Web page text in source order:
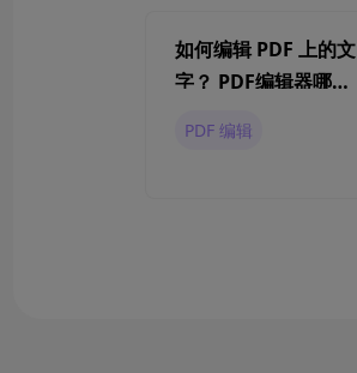
如何编辑 PDF 上的文
字？ PDF编辑器哪个
PDF 编辑